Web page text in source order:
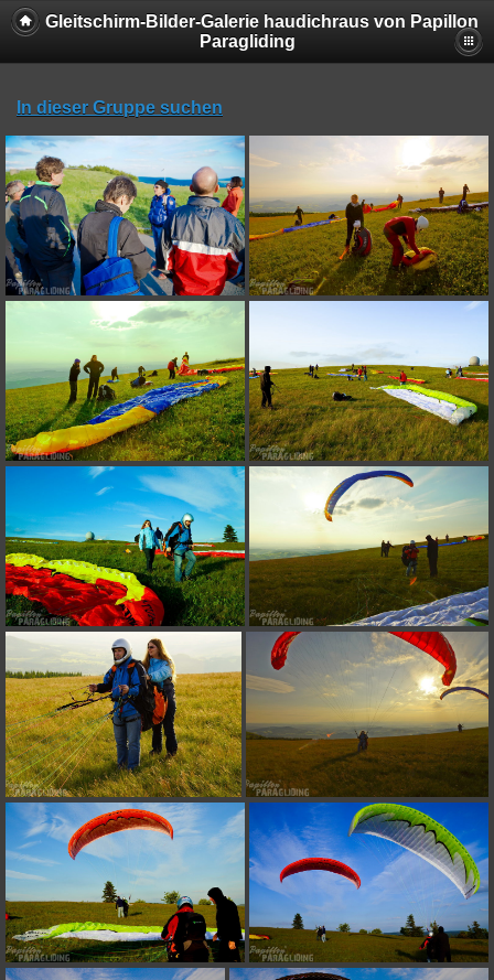
Gleitschirm-Bilder-Galerie haudichraus von Papillon
Paragliding
In dieser Gruppe suchen